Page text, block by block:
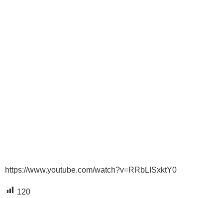
https://www.youtube.com/watch?v=RRbLISxktY0
120